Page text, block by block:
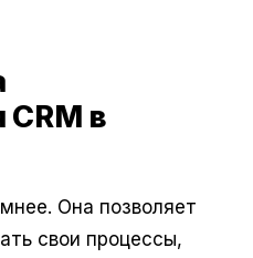
в
Она позволяет
свои процессы,